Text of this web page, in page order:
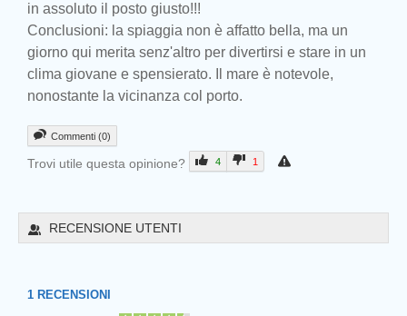
in assoluto il posto giusto!!!
Conclusioni: la spiaggia non è affatto bella, ma un
giorno qui merita senz'altro per divertirsi e stare in un
clima giovane e spensierato. Il mare è notevole,
nonostante la vicinanza col porto.
Commenti (0)
Trovi utile questa opinione? 4 1
RECENSIONE UTENTI
1 RECENSIONI